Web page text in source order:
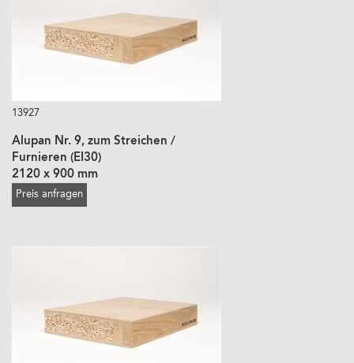
13927
Alupan Nr. 9, zum Streichen /
Furnieren (EI30)
2120 x 900 mm
Preis anfragen